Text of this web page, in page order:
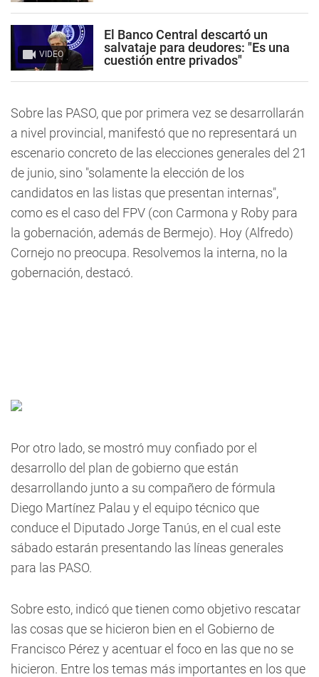
VIDEO
El Banco Central descartó un
salvataje para deudores: "Es una
cuestión entre privados"
Sobre las PASO, que por primera vez se desarrollarán
a nivel provincial, manifestó que no representará un
escenario concreto de las elecciones generales del 21
de junio, sino "solamente la elección de los
candidatos en las listas que presentan internas",
como es el caso del FPV (con Carmona y Roby para
la gobernación, además de Bermejo). Hoy (Alfredo)
Cornejo no preocupa. Resolvemos la interna, no la
gobernación, destacó.
Por otro lado, se mostró muy confiado por el
desarrollo del plan de gobierno que están
desarrollando junto a su compañero de fórmula
Diego Martínez Palau y el equipo técnico que
conduce el Diputado Jorge Tanús, en el cual este
sábado estarán presentando las líneas generales
para las PASO.
Sobre esto, indicó que tienen como objetivo rescatar
las cosas que se hicieron bien en el Gobierno de
Francisco Pérez y acentuar el foco en las que no se
hicieron. Entre los temas más importantes en los que